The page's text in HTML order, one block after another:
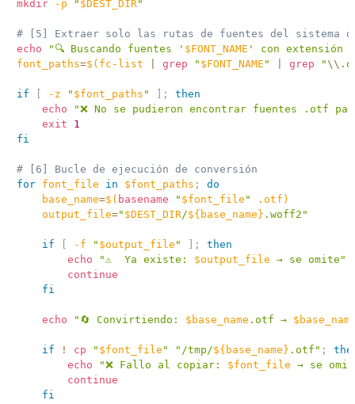
mkdir -p " $DEST_DIR"
# [5] Extraer solo las rutas de fuentes del sistema que
echo
"🔍 Buscando fuentes ' $FONT_NAME ' con
font_paths=$( fc-list grep " $FONT_NAME " grep "\\
if -z " $font_paths " ;
then
echo
"❌ No se pudieron encontrar fuentes .otf
exit
1
fi
# [6] Bucle de ejecución de conversión
for
font_file in $font_paths ;
do
base_name=$( basename " $font_file " .otf )
output_file=" $DEST_DIR/${base_name} .woff2"
if -f " $output_file " ;
then
echo
"⚠️  Ya existe: $output_file → se omite"
continue
fi
echo "🔄 Convirtiendo: $base_name .otf →
if ! cp " $font_file " "/tmp/${base_name} .otf" ;
echo
"❌ Fallo al copiar: $font_file → se
continue
fi